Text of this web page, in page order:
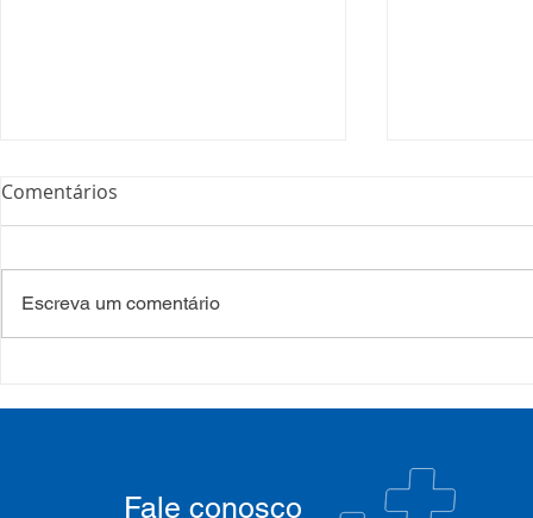
001/2022
Comentários
Escreva um comentário
Fale conosco